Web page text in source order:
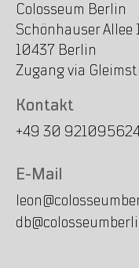
Colosseum Berlin
Schönhauser Allee
10437 Berlin
Zugang via
Kontakt
+49 30
E-Mail